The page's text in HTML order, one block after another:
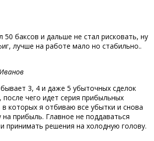
50 баксов и дальше не стал рисковать, ну
лучше на работе мало но стабильно..
3, 4 и даже 5 убыточных сделок
после чего идет серия прибыльных
в которых я отбиваю все убытки и снова
прибыль. Главное не поддаваться
принимать решения на холодную голову.